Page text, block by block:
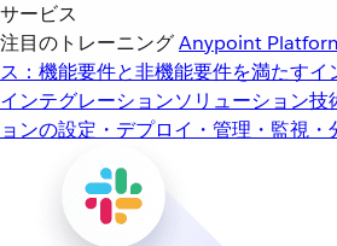
サービス
注目のトレーニングAnypoint
ス：機能要件と非機能要件を満たすイ
インテグレーションソリューション技
ョンの設定・デプロイ・管理・監視・